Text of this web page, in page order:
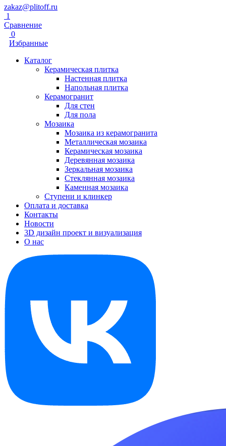
zakaz@plitoff.ru
1
Сравнение
0
Избранные
Каталог
Керамическая плитка
Настенная плитка
Напольная плитка
Керамогранит
Для стен
Для пола
Мозаика
Мозаика из керамогранита
Металлическая мозаика
Керамическая мозаика
Деревянная мозаика
Зеркальная мозаика
Стеклянная мозаика
Каменная мозаика
Ступени и клинкер
Оплата и доставка
Контакты
Новости
3D дизайн проект и визуализация
О нас